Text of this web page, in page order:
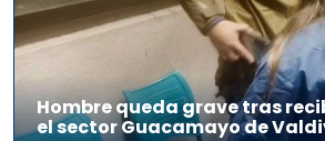
Hombre queda grave tras
el sector Guacamayo de